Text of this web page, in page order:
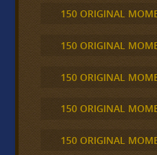
150 ORIGINAL
150 ORIGINAL
150 ORIGINAL
150 ORIGINAL
150 ORIGINAL